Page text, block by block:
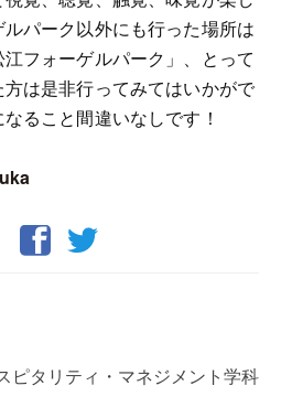
パーク以外にも行った場所は
フォーゲルパーク」、とって
は是非行ってみてはいかがで
ること間違いなしです！
ピタリティ・マネジメント学科